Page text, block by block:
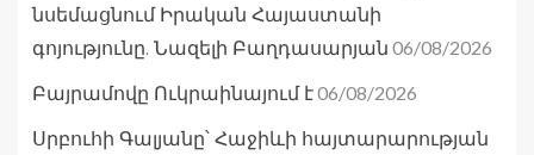
նսեմացնում Իրական Հայաստանի
գոյությունը. Նազելի Բաղդասարյան 06/08/2026
Բայրամովը Ուկրաինայում է06/08/2026
Սրբուհի Գալյանը՝ Հաջիևի հայտարարության